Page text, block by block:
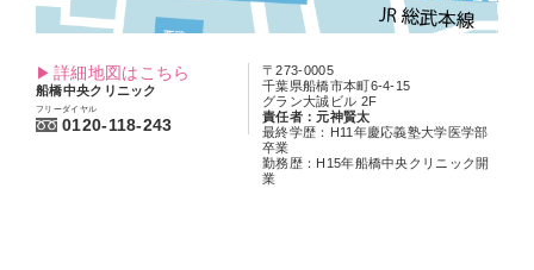
詳細地図はこちら
船橋中央クリニック
フリーダイヤル
0120-118-243
〒273-0005
千葉県船橋市本町6-4-15
グラン大誠ビル 2F
責任者：元神賢太
最終学歴：H11年慶応義塾大学医学部
卒業
勤務歴：H15年船橋中央クリニック開
業